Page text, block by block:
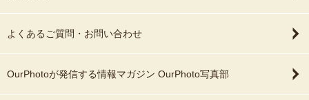
よくあるご質問・お問い合わせ
OurPhotoが発信する情報マガジン OurPhoto写真部